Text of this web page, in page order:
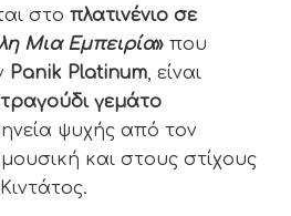
στο πλατινένιο σε
Μια Εμπειρία» που
Panik Platinum, είναι
γεμάτο
ψυχής από τον
και στους στίχους